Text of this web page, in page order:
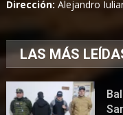
Dirección:Alejandro
LAS MÁS